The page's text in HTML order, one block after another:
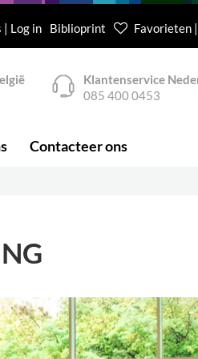
| Log in Biblioprint Favorieten
Klantenservice
085 400 0453
Contacteer ons